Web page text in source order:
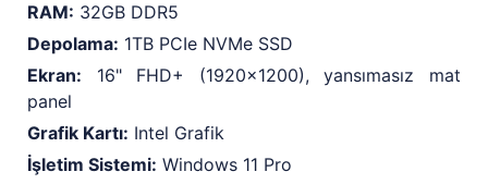
RAM: 32GB DDR5
Depolama: 1TB PCIe NVMe SSD
Ekran: 16" FHD+ (1920x1200), yansımasız mat
panel
Grafik Kartı: Intel Grafik
İşletim Sistemi: Windows 11 Pro